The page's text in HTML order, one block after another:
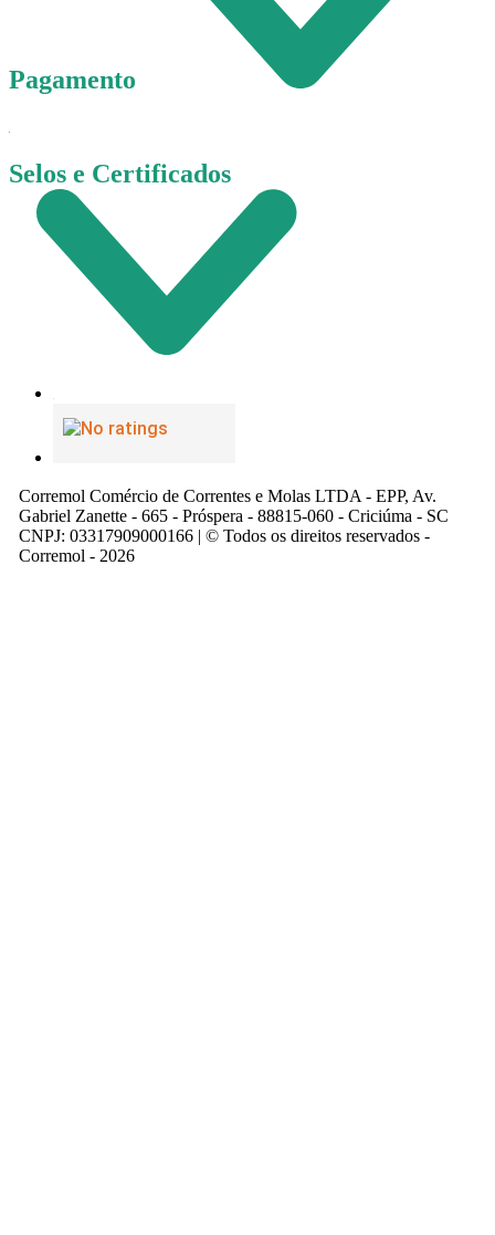
Pagamento
Selos e Certificados
Corremol Comércio de Correntes e Molas LTDA - EPP, Av.
Gabriel Zanette - 665 - Próspera - 88815-060 - Criciúma - SC
CNPJ: 03317909000166 | © Todos os direitos reservados -
Corremol - 2026